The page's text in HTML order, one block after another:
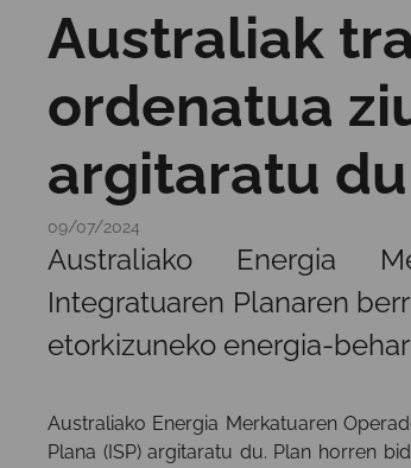
Australiak
ordenatua
argitaratu du
09/07/2024
Australiako Energia
Integratuaren Planaren
etorkizuneko energia-
Australiako Energia Merkatuaren
Plana (ISP) argitaratu du. Plan horren